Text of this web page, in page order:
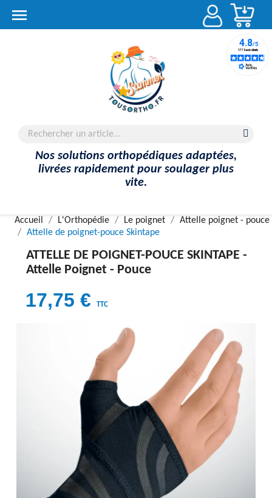

Nos solutions orthopédiques adaptées,
livrées rapidement pour soulager plus
vite.
Accueil L'Orthopédie Le poignet
Attelle poignet - pouce
Attelle de poignet-pouce Skintape
ATTELLE DE POIGNET-POUCE SKINTAPE -
Attelle Poignet - Pouce
17,75 € TTC